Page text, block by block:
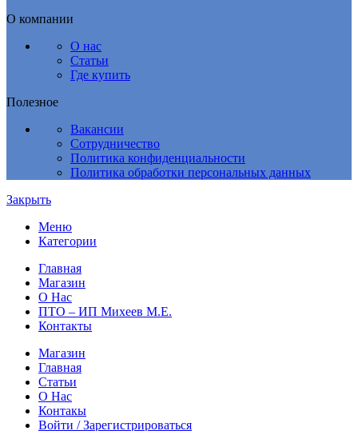
О компании
О нас
Статьи
Где купить
Полезное
Вакансии
Сотрудничество
Политика конфиденциальности
Политика обработки персональных данных
Закрыть
Меню
Категории
Главная
Магазин
О Нас
ПТО – ИП Михеев М.Е.
Контакты
Магазин
Главная
Статьи
О Нас
Контакы
Войти / Зарегистрироваться